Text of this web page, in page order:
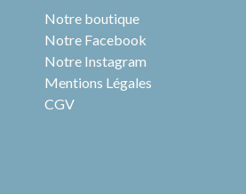
Notre boutique
Notre Facebook
Notre Instagram
Mentions Légales
CGV